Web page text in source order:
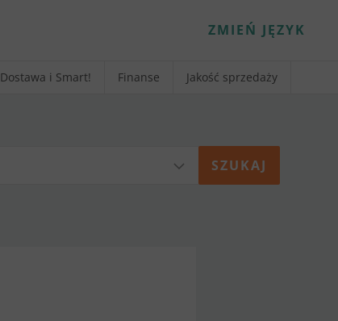
ZMIEŃ JĘZYK
Dostawa i Smart! Finanse Jakość sprzedaży